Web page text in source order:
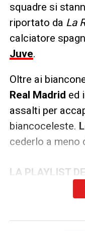
squadre si
riportato da La
calciatore
Juve.
Oltre ai
Real Madrid ed
assalti per
biancoceleste.
cederlo a
LA PLAYLIST